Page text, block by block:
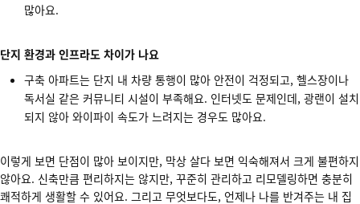
많아요.
단지 환경과 인프라도 차이가 나요
구축 아파트는 단지 내 차량 통행이 많아 안전이 걱정되고, 헬스장이나
독서실 같은 커뮤니티 시설이 부족해요. 인터넷도 문제인데, 광랜이 설치
되지 않아 와이파이 속도가 느려지는 경우도 많아요.
이렇게 보면 단점이 많아 보이지만, 막상 살다 보면 익숙해져서 크게 불편하지
않아요. 신축만큼 편리하지는 않지만, 꾸준히 관리하고 리모델링하면 충분히
쾌적하게 생활할 수 있어요. 그리고 무엇보다도, 언제나 나를 반겨주는 내 집